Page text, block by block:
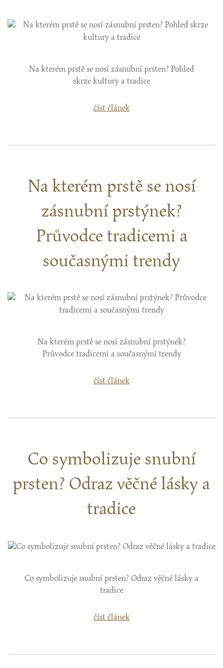
Na kterém prstě se nosí zásnubní prsten? Pohled
skrze kultury a tradice
číst článek
Na kterém prstě se nosí
zásnubní prstýnek?
Průvodce tradicemi a
současnými trendy
Na kterém prstě se nosí zásnubní prstýnek?
Průvodce tradicemi a současnými trendy
číst článek
Co symbolizuje snubní
prsten? Odraz věčné lásky a
tradice
Co symbolizuje snubní prsten? Odraz věčné lásky a
tradice
číst článek